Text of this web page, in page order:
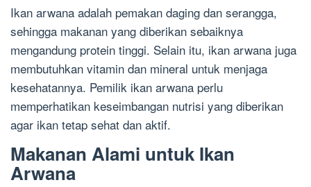
Ikan arwana adalah pemakan daging dan serangga,
sehingga makanan yang diberikan sebaiknya
mengandung protein tinggi. Selain itu, ikan arwana juga
membutuhkan vitamin dan mineral untuk menjaga
kesehatannya. Pemilik ikan arwana perlu
memperhatikan keseimbangan nutrisi yang diberikan
agar ikan tetap sehat dan aktif.
Makanan Alami untuk Ikan
Arwana